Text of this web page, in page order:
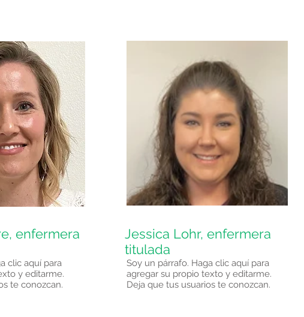
enfermera
clic aquí para
y editarme.
te conozcan.
Jessica Lohr, enfermera
titulada
Soy un párrafo. Haga clic aquí para
agregar su propio texto y editarme.
Deja que tus usuarios te conozcan.